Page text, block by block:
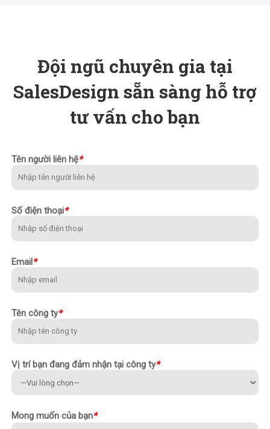
Đội ngũ chuyên gia tại
SalesDesign sẵn sàng hỗ trợ
tư vấn cho bạn
Tên người liên hệ*
Số điện thoại*
Email*
Tên công ty*
Vị trí bạn đang đảm nhận tại công ty*
Mong muốn của bạn*